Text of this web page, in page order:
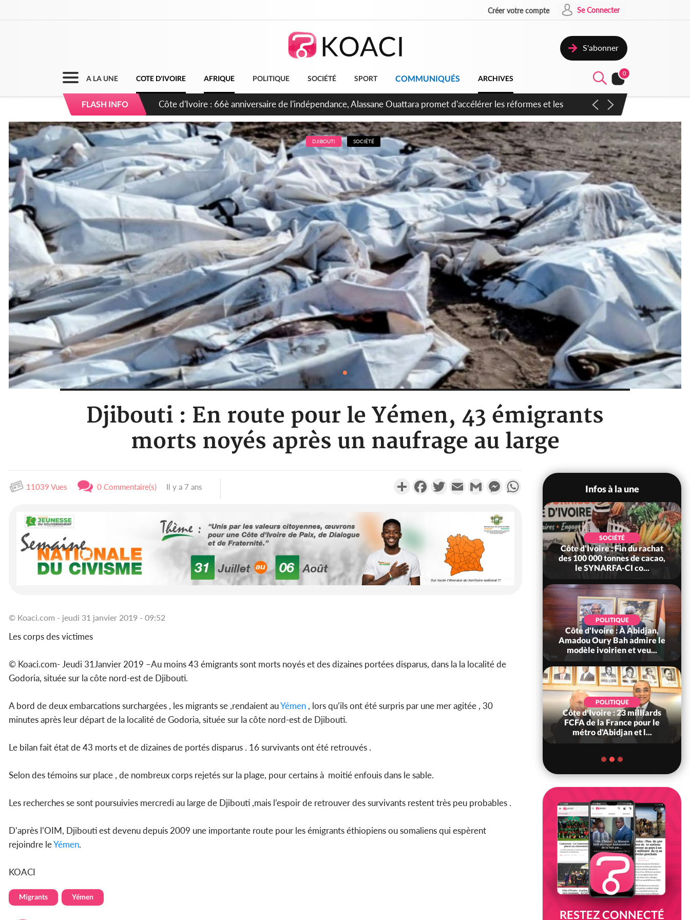
Créer votre compte Se Connecter
S'abonner
A LA UNE COTE D'IVOIRE AFRIQUE POLITIQUE SOCIÉTÉ SPORT COMMUNIQUÉS ARCHIVES
0
FLASH INFO
Côte d'Ivoire : À Abidjan, Amadou Oury Bah admire le modèle ivoirien et veut s'en inspirer pour accélérer le
développement de la Guinée
DJIBOUTI SOCIÉTÉ
Djibouti : En route pour le Yémen, 43 émigrants
morts noyés après un naufrage au large
11039 Vues 0 Commentaire(s) Il y a 7 ans PartagerFacebookTwitterEmail Gmail MessengerWhatsApp
© Koaci.com - jeudi 31 janvier 2019 - 09:52
Les corps des victimes
© Koaci.com- Jeudi 31Janvier 2019 –Au moins 43 émigrants sont morts noyés et des dizaines portées disparus, dans la la localité de
Godoria, située sur la côte nord-est de Djibouti.
A bord de deux embarcations surchargées , les migrants se ,rendaient auYémen , lors qu’ils ont été surpris par une mer agitée , 30
minutes après leur départ de la localité de Godoria, située sur la côte nord-est de Djibouti.
Le bilan fait état de 43 morts et de dizaines de portés disparus . 16 survivants ont été retrouvés .
Selon des témoins sur place , de nombreux corps rejetés sur la plage, pour certains à moitié enfouis dans le sable.
Les recherches se sont poursuivies mercredi au large de Djibouti ,mais l’espoir de retrouver des survivants restent très peu probables .
D’après l’OIM, Djibouti est devenu depuis 2009 une importante route pour les émigrants éthiopiens ou somaliens qui espèrent
rejoindre leYémen.
KOACI
Migrants Yémen
Infos à la une
POLITIQUE
Côte d'Ivoire : Fête nationale,
Alassane Ouattara accorde
la grâce à 4 661...
POLITIQUE
Côte d'Ivoire : Décrispation ?
SOCIÉTÉ
Côte d'Ivoire : Fin du rachat
des 100 000 tonnes de cacao,
le SYNARFA-CI co...
POLITIQUE
Côte d'Ivoire : À Abidjan,
Amadou Oury Bah admire le
modèle ivoirien et veu...
POLITIQUE
Côte d'Ivoire : 23 milliards
FCFA de la France pour le
métro d'Abidjan et l...
RESTEZ CONNECTÉ